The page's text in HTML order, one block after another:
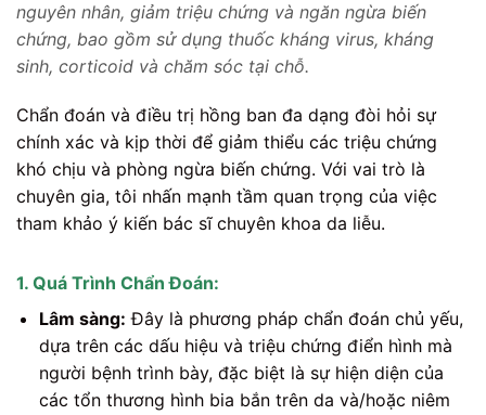
nguyên nhân, giảm triệu chứng và ngăn ngừa biến
chứng, bao gồm sử dụng thuốc kháng virus, kháng
sinh, corticoid và chăm sóc tại chỗ.
Chẩn đoán và điều trị hồng ban đa dạng đòi hỏi sự
chính xác và kịp thời để giảm thiểu các triệu chứng
khó chịu và phòng ngừa biến chứng. Với vai trò là
chuyên gia, tôi nhấn mạnh tầm quan trọng của việc
tham khảo ý kiến bác sĩ chuyên khoa da liễu.
1. Quá Trình Chẩn Đoán:
Lâm sàng: Đây là phương pháp chẩn đoán chủ yếu,
dựa trên các dấu hiệu và triệu chứng điển hình mà
người bệnh trình bày, đặc biệt là sự hiện diện của
các tổn thương hình bia bắn trên da và/hoặc niêm